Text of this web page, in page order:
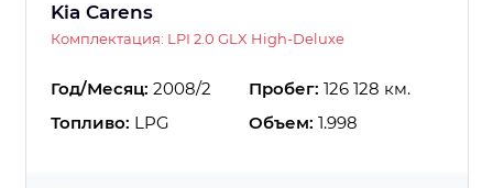
Kia Carens
Комплектация: LPI 2.0 GLX High-Deluxe
Год/Месяц: 2008/2 Пробег: 126 128 км.
Топливо: LPG Объем: 1.998